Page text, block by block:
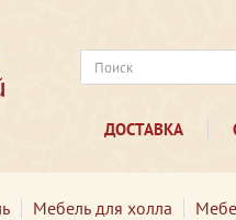
ДОСТАВКА
Мебель для холла